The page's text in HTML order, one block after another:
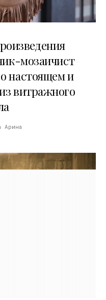
мозаичист
настоящем и
витражного
Арина